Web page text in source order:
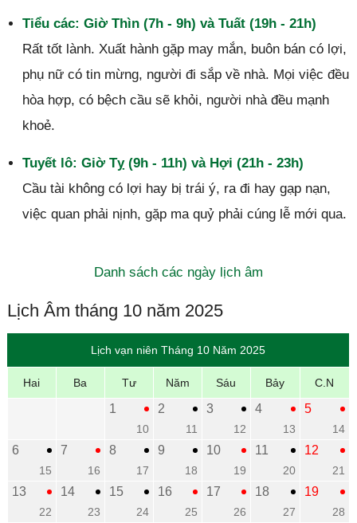
Tiểu các: Giờ Thìn (7h - 9h) và Tuất (19h - 21h)
Rất tốt lành. Xuất hành gặp may mắn, buôn bán có lợi,
phụ nữ có tin mừng, người đi sắp về nhà. Mọi việc đều
hòa hợp, có bệch cầu sẽ khỏi, người nhà đều mạnh
khoẻ.
Tuyết lô: Giờ Tỵ (9h - 11h) và Hợi (21h - 23h)
Cầu tài không có lợi hay bị trái ý, ra đi hay gạp nạn,
việc quan phải nịnh, gặp ma quỷ phải cúng lễ mới qua.
Danh sách các ngày lịch âm
Lịch Âm tháng 10 năm 2025
Lịch vạn niên Tháng 10 Năm 2025
Hai Ba Tư Năm Sáu Bảy C.N
1
10
2
11
3
12
4
13
5
14
6
15
7
16
8
17
9
18
10
19
11
20
12
21
13
22
14
23
15
24
16
25
17
26
18
27
19
28